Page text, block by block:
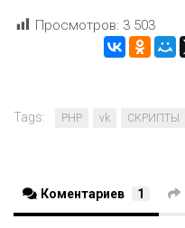
Просмотров: 3 503
Tags: PHP vk СКРИПТЫ
Коментариев 1